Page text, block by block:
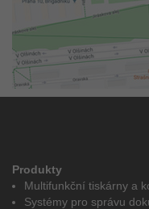
Produkty
Multifunkční tiskárny a
Systémy pro správu